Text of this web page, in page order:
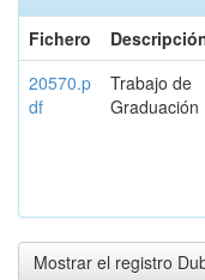
Fichero
20570.p
df
Trabajo de
Graduación
Mostrar el registro